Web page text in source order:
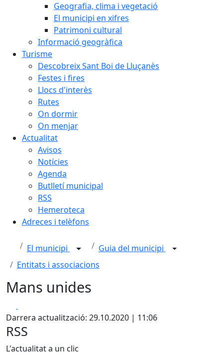
Geografia, clima i vegetació
El municipi en xifres
Patrimoni cultural
Informació geogràfica
Turisme
Descobreix Sant Boi de Lluçanès
Festes i fires
Llocs d'interès
Rutes
On dormir
On menjar
Actualitat
Avisos
Notícies
Agenda
Butlletí municipal
RSS
Hemeroteca
Adreces i telèfons
El municipi
Guia del municipi
Entitats i associacions
Mans unides
Darrera actualització: 29.10.2020 | 11:06
RSS
L'actualitat a un clic